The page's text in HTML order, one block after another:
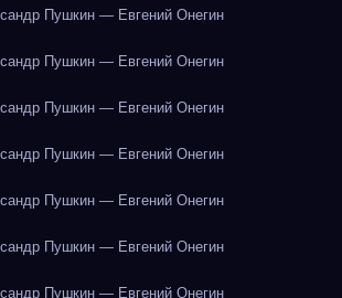
Пушкин — Евгений Онегин
Пушкин — Евгений Онегин
Пушкин — Евгений Онегин
Пушкин — Евгений Онегин
Пушкин — Евгений Онегин
Пушкин — Евгений Онегин
Пушкин — Евгений Онегин